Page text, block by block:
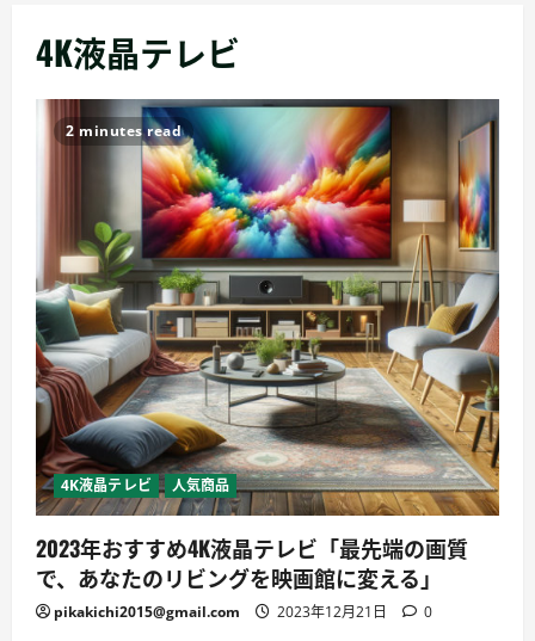
メ
4K液晶テレビ
2 minutes read
4K液晶テレビ 人気商品
2023年おすすめ4K液晶テレビ「最先端の画質
で、あなたのリビングを映画館に変える」
pikakichi2015@gmail.com 2023年12月21日 0